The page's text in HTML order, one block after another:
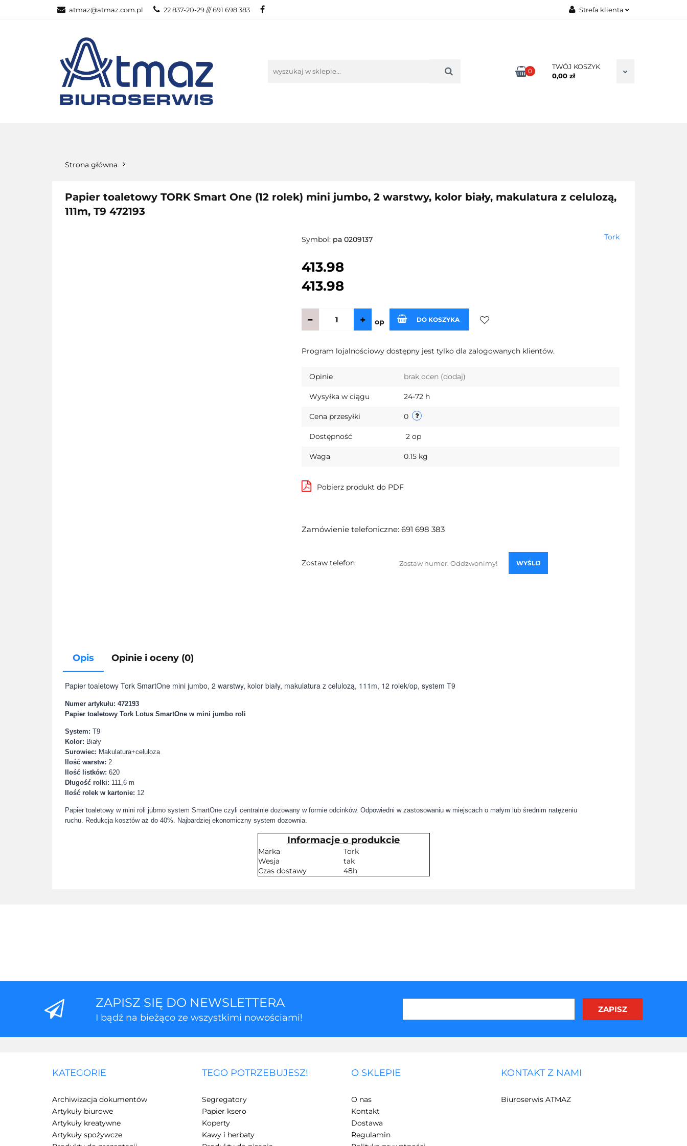
atmaz@atmaz.com.pl 22 837-20-29 /// 691 698 383 Strefa klienta
Dodaj zgłoszenie
0
TWÓJ KOSZYK
0,00 zł
Strona główna
Papier toaletowy TORK Smart One (12 rolek) mini jumbo, 2 warstwy, kolor biały, makulatura z celulozą,
111m, T9 472193
Symbol: pa 0209137 Tork
413.98
413.98
op DO KOSZYKA
Program lojalnościowy dostępny jest tylko dla zalogowanych klientów.
Opinie brak ocen (dodaj)
Wysyłka w ciągu 24-72 h
Cena przesyłki 0
Dostępność 2 op
Waga 0.15 kg
Pobierz produkt do PDF
Zamówienie telefoniczne: 691 698 383
Zostaw telefon WYŚLIJ
Opis Opinie i oceny (0)
Papier toaletowy Tork SmartOne mini jumbo, 2 warstwy, kolor biały, makulatura z celulozą, 111m, 12 rolek/op, system T9
Numer artykułu: 472193
Papier toaletowy Tork Lotus SmartOne w mini jumbo roli
System: T9
Kolor: Biały
Surowiec: Makulatura+celuloza
Ilość warstw: 2
Ilość listków: 620
Długość rolki: 111,6 m
Ilość rolek w kartonie: 12
Papier toaletowy w mini roli jubmo system SmartOne czyli centralnie dozowany w formie odcinków. Odpowiedni w zastosowaniu w miejscach o małym lub średnim natężeniu
ruchu. Redukcja kosztów aż do 40%. Najbardziej ekonomiczny system dozownia.
Informacje o produkcie
Marka
Tork
Wesja
tak
Czas dostawy
48h
ZAPISZ SIĘ DO NEWSLETTERA
I bądź na bieżąco ze wszystkimi nowościami!
KATEGORIE
Archiwizacja dokumentów
Artykuły biurowe
Artykuły kreatywne
Artykuły spożywcze
TEGO POTRZEBUJESZ!
Segregatory
Papier ksero
Koperty
Kawy i herbaty
O SKLEPIE
O nas
Kontakt
Dostawa
Regulamin
KONTAKT Z NAMI
Biuroserwis ATMAZ